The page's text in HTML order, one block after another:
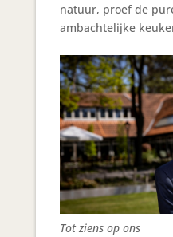
natuur, proef de
ambachtelijke
Tot ziens op ons